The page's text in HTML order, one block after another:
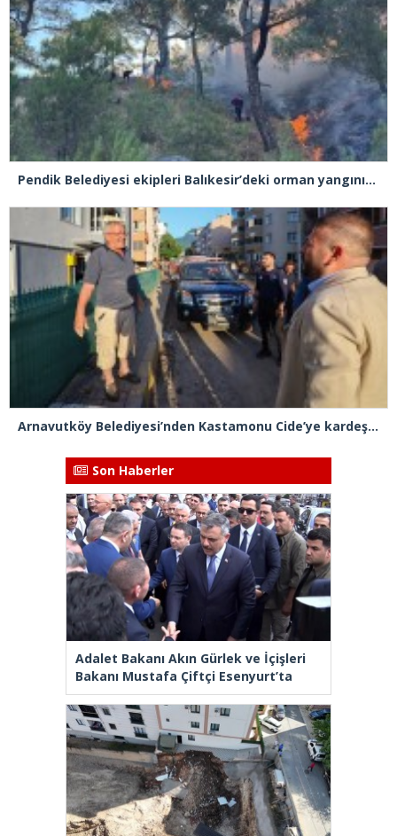
Pendik Belediyesi ekipleri Balıkesir’deki orman yangınına müdahale ediyor
Arnavutköy Belediyesi’nden Kastamonu Cide’ye kardeşlik eli
Son Haberler
Adalet Bakanı Akın Gürlek ve İçişleri
Bakanı Mustafa Çiftçi Esenyurt’ta